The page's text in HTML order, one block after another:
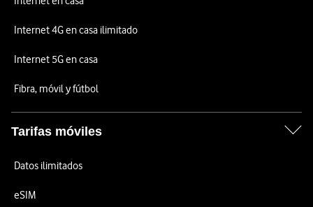
Internet 4G en casa ilimitado
Internet 5G en casa
Fibra, móvil y fútbol
Tarifas móviles
Datos ilimitados
eSIM